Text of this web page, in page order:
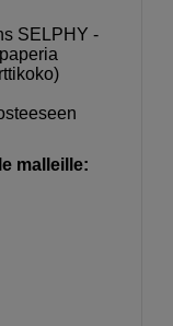
SELPHY -
malleille: